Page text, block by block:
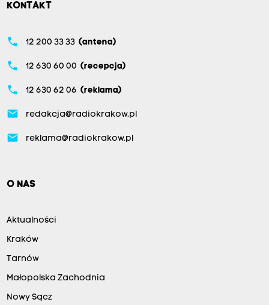
KONTAKT
phone 12 200 33 33 (antena)
phone 12 630 60 00 (recepcja)
phone 12 630 62 06 (reklama)
email redakcja@radiokrakow.pl
email reklama@radiokrakow.pl
O NAS
Aktualności
Kraków
Tarnów
Małopolska Zachodnia
Nowy Sącz